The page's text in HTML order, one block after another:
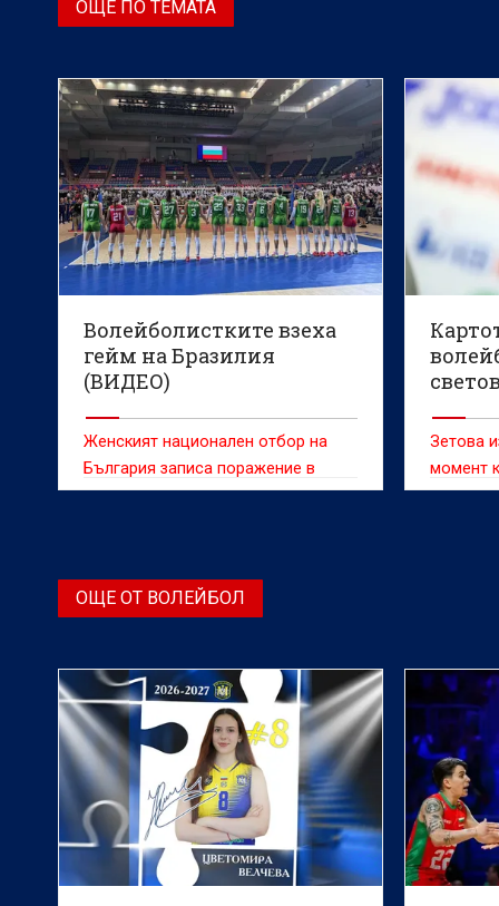
ОЩЕ ПО ТЕМАТА
Волейболистките взеха
гейм на Бразилия
(ВИДЕО)
Женският национален отбор на
България записа поражение в
Лигата на нациите срещу Бразилия
Зетова
момент
ОЩЕ ОТ ВОЛЕЙБОЛ